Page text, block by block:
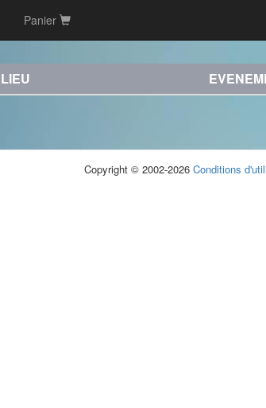
Panier
LIEU
Copyright © 2002-2026 Conditions